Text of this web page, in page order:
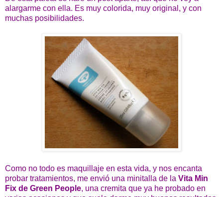
alargarme con ella. Es muy colorida, muy original, y con
muchas posibilidades.
Como no todo es maquillaje en esta vida, y nos encanta
probar tratamientos, me envió una minitalla de la Vita Min
Fix de Green People, una cremita que ya he probado en